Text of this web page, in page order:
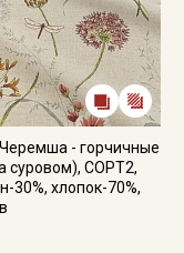
- горчичные
суровом), СОРТ2,
30%, хлопок-70%,